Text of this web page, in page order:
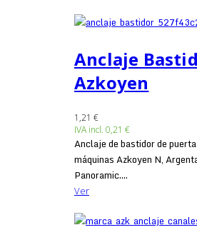
Anclaje
Azkoyen
1,21 €
IVA incl. 0,21 €
Anclaje de bastidor de
máquinas Azkoyen N,
Panoramic....
Ver